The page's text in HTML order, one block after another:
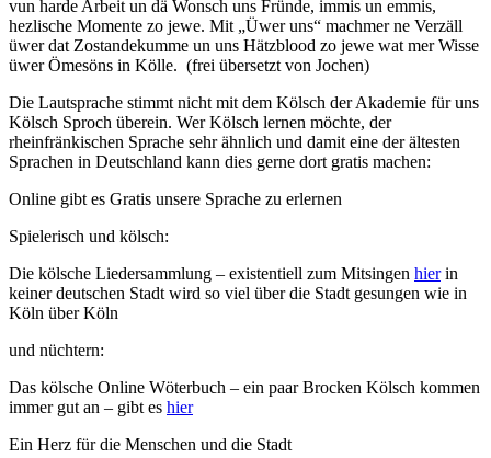
vun harde Arbeit un dä Wonsch uns Fründe, immis un emmis,
hezlische Momente zo jewe. Mit „Üwer uns“ machmer ne Verzäll
üwer dat Zostandekumme un uns Hätzblood zo jewe wat mer Wisse
üwer Ömesöns in Kölle. (frei übersetzt von Jochen)
Die Lautsprache stimmt nicht mit dem Kölsch der Akademie für uns
Kölsch Sproch überein. Wer Kölsch lernen möchte, der
rheinfränkischen Sprache sehr ähnlich und damit eine der ältesten
Sprachen in Deutschland kann dies gerne dort gratis machen:
Online gibt es Gratis unsere Sprache zu erlernen
Spielerisch und kölsch:
Die kölsche Liedersammlung – existentiell zum Mitsingen hierin
keiner deutschen Stadt wird so viel über die Stadt gesungen wie in
Köln über Köln
und nüchtern:
Das kölsche Online Wöterbuch – ein paar Brocken Kölsch kommen
immer gut an – gibt es hier
Ein Herz für die Menschen und die Stadt